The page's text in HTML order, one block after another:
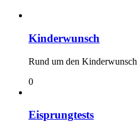
Kinderwunsch
Rund um den Kinderwunsch
0
Eisprungtests